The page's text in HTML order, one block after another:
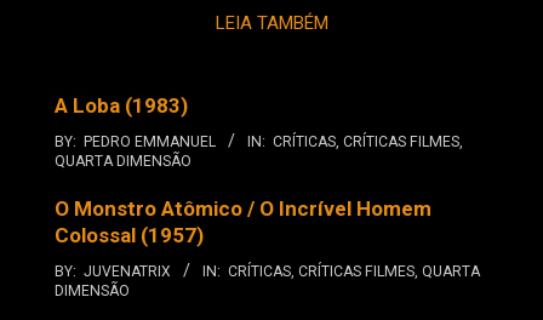
LEIA TAMBÉM
A Loba (1983)
BY: PEDRO EMMANUEL IN: CRÍTICAS, CRÍTICAS FILMES,
QUARTA DIMENSÃO
O Monstro Atômico / O Incrível Homem
Colossal (1957)
BY: JUVENATRIX IN: CRÍTICAS, CRÍTICAS FILMES, QUARTA
DIMENSÃO